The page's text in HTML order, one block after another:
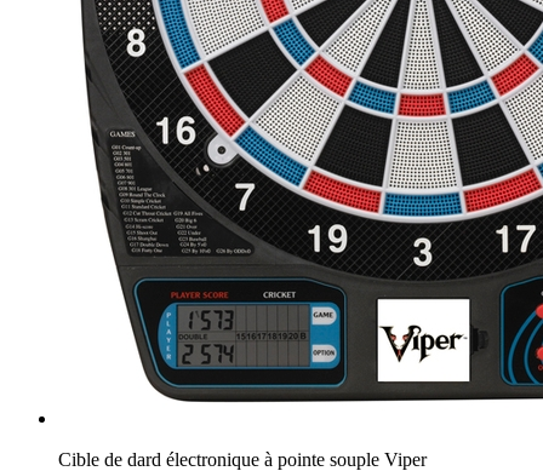
Cible de dard électronique à pointe souple Viper